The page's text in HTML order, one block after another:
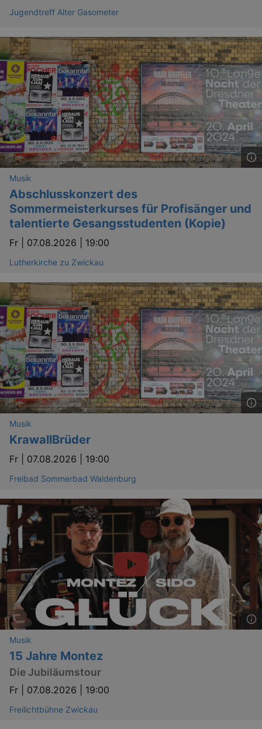
Jugendtreff Alter Gasometer
Musik
Abschlusskonzert des
Sommermeisterkurses für Profisänger und
talentierte Gesangsstudenten (Kopie)
Fr | 07.08.2026 | 19:00
Lutherkirche zu Zwickau
Musik
KrawallBrüder
Fr | 07.08.2026 | 19:00
Freibad Sommerbad Waldenburg
Musik
15 Jahre Montez
Die Jubiläumstour
Fr | 07.08.2026 | 19:00
Freilichtbühne Zwickau